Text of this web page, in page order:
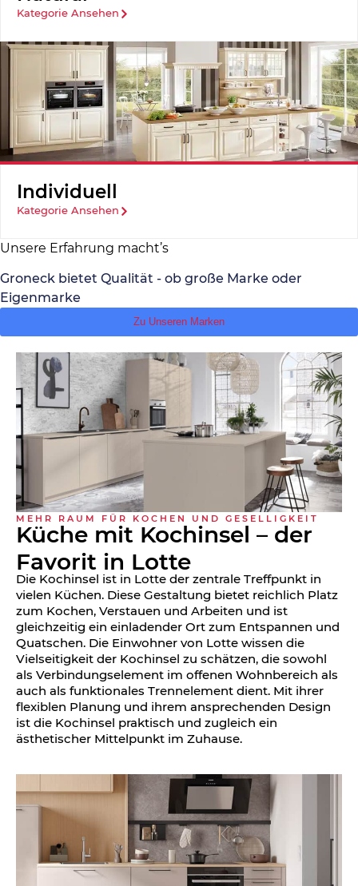
Kategorie Ansehen
Individuell
Kategorie Ansehen
Unsere Erfahrung macht’s
Groneck bietet Qualität - ob große Marke oder
Eigenmarke
Zu Unseren Marken
MEHR RAUM FÜR KOCHEN UND GESELLIGKEIT
Küche mit Kochinsel – der
Favorit in Lotte
Die Kochinsel ist in Lotte der zentrale Treffpunkt in
vielen Küchen. Diese Gestaltung bietet reichlich Platz
zum Kochen, Verstauen und Arbeiten und ist
gleichzeitig ein einladender Ort zum Entspannen und
Quatschen. Die Einwohner von Lotte wissen die
Vielseitigkeit der Kochinsel zu schätzen, die sowohl
als Verbindungselement im offenen Wohnbereich als
auch als funktionales Trennelement dient. Mit ihrer
flexiblen Planung und ihrem ansprechenden Design
ist die Kochinsel praktisch und zugleich ein
ästhetischer Mittelpunkt im Zuhause.